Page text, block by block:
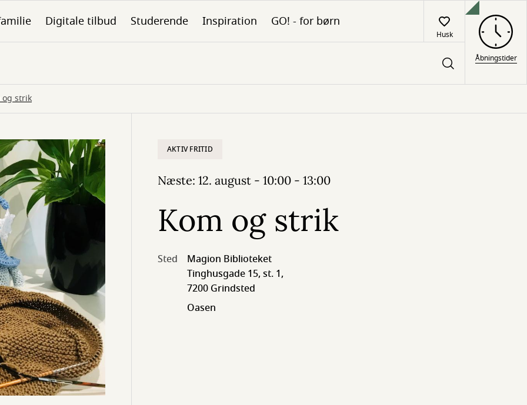
Digitale tilbud Studerende Inspiration GO! - for børn
Husk
Åbningstider
og strik
AKTIV FRITID
Næste: 12. august - 10:00 - 13:00
Kom og strik
Sted
Magion Biblioteket
Tinghusgade 15, st. 1,
7200 Grindsted
Oasen